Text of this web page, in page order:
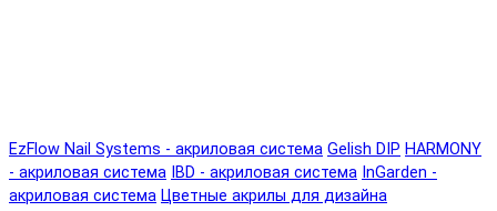
EzFlow Nail Systems - акриловая система Gelish DIP HARMONY
- акриловая система IBD - акриловая система InGarden -
акриловая система Цветные акрилы для дизайна